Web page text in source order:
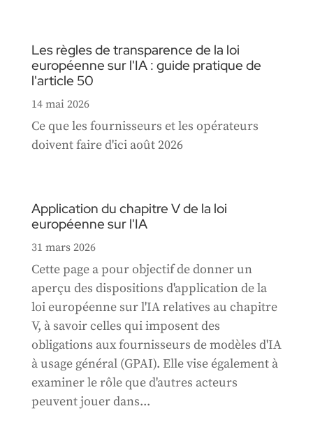
Les règles de transparence de la loi
européenne sur l'IA : guide pratique de
l'article 50
14 mai 2026
Ce que les fournisseurs et les opérateurs
doivent faire d'ici août 2026
Application du chapitre V de la loi
européenne sur l'IA
31 mars 2026
Cette page a pour objectif de donner un
aperçu des dispositions d'application de la
loi européenne sur l'IA relatives au chapitre
V, à savoir celles qui imposent des
obligations aux fournisseurs de modèles d'IA
à usage général (GPAI). Elle vise également à
examiner le rôle que d'autres acteurs
peuvent jouer dans...